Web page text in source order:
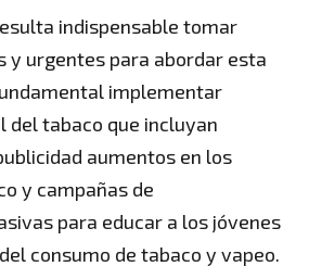
indispensable tomar
y urgentes para abordar esta
implementar
del tabaco que incluyan
aumentos en los
y campañas de
para educar a los jóvenes
consumo de tabaco y vapeo.